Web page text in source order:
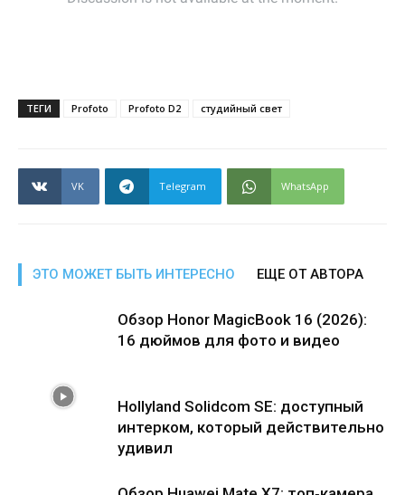
ТЕГИ Profoto Profoto D2 студийный свет
VK Telegram WhatsApp
ЭТО МОЖЕТ БЫТЬ ИНТЕРЕСНО ЕЩЕ ОТ АВТОРА
Обзор Honor MagicBook 16 (2026):
16 дюймов для фото и видео
Hollyland Solidcom SE: доступный
интерком, который действительно
удивил